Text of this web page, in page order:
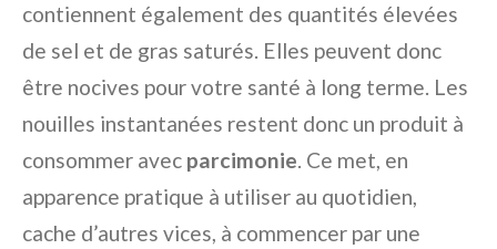
contiennent également des quantités élevées
de sel et de gras saturés. Elles peuvent donc
être nocives pour votre santé à long terme. Les
nouilles instantanées restent donc un produit à
consommer avec parcimonie. Ce met, en
apparence pratique à utiliser au quotidien,
cache d’autres vices, à commencer par une